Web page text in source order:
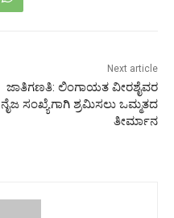
Next article
ಜಾತಿಗಣತಿ: ಲಿಂಗಾಯತ ವೀರಶೈವರ
ನೈಜ ಸಂಖ್ಯೆಗಾಗಿ ಶ್ರಮಿಸಲು ಒಮ್ಮತದ
ತೀರ್ಮಾನ